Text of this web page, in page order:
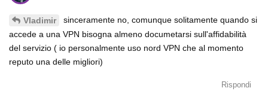
Vladimir
sinceramente no, comunque solitamente quando si
accede a una VPN bisogna almeno documetarsi sull'affidabilità
del servizio ( io personalmente uso nord VPN che al momento
reputo una delle migliori)
Rispondi